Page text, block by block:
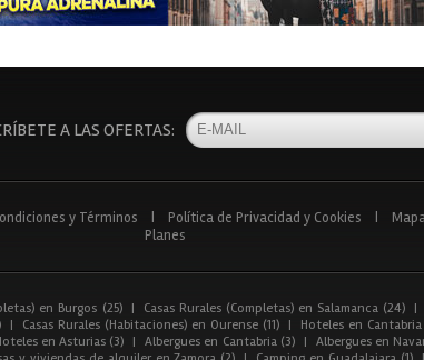
A LAS OFERTAS:
y Términos Política de Privacidad y Cookies
Planes
en Burgos (25) | Casas Rurales (Completas) en Salamanca (24) |
| Casas Rurales (Habitaciones) en Ourense (11) | Hoteles en Cantabria
en Asturias (3) | Albergues en Cantabria (3) | Albergues en